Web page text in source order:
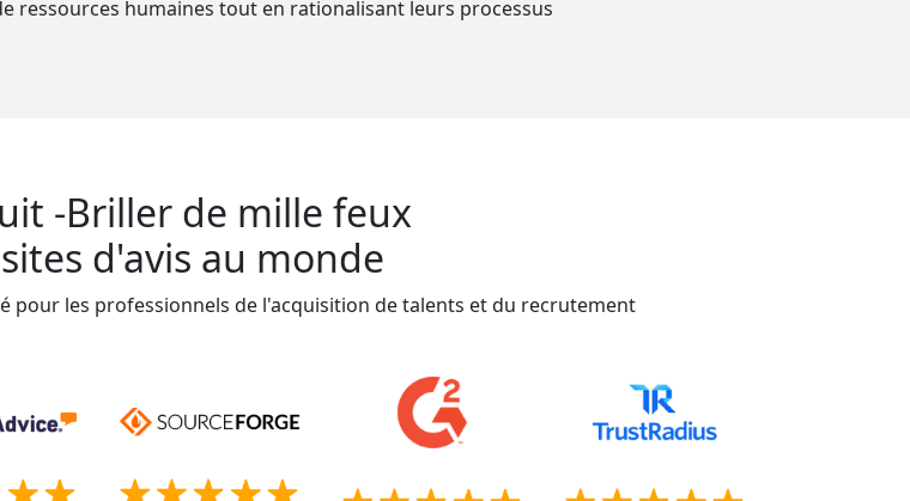
ressources humaines tout en rationalisant leurs processus
-Briller de mille feux
d'avis au monde
pour les professionnels de l'acquisition de talents et du recrutement